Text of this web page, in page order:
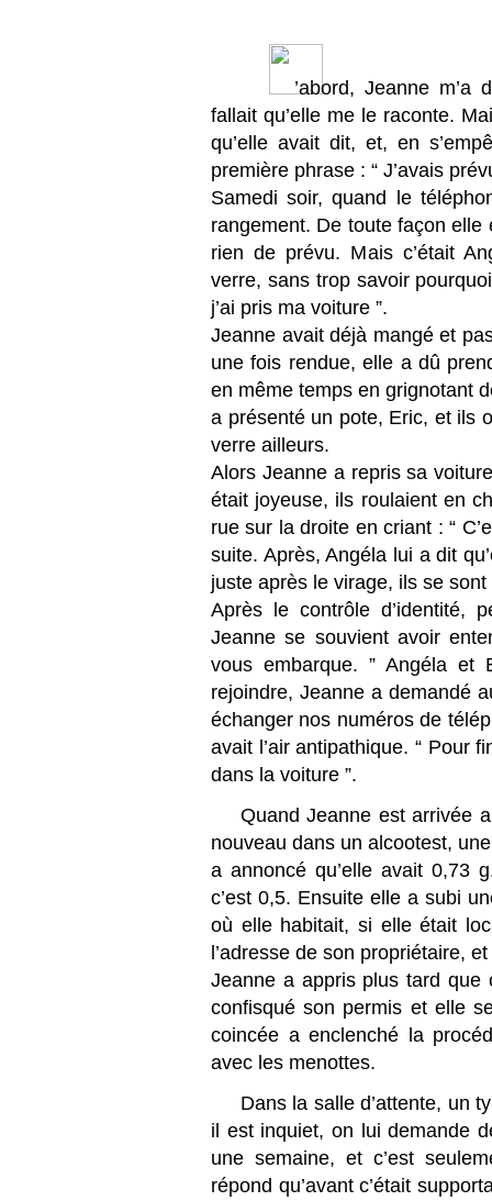
’abord, Jeanne
fallait qu’elle me le raconte.
qu’elle avait dit, et, en
première phrase : “ J’avais
Samedi soir, quand le
rangement. De toute façon elle
rien de prévu. Mais c’était
verre, sans trop savoir
j’ai pris ma voiture ”.
Jeanne avait déjà mangé et
une fois rendue, elle a dû
en même temps en grignotant
a présenté un pote, Eric, et ils
verre ailleurs.
Alors Jeanne a repris sa
était joyeuse, ils roulaient en
rue sur la droite en criant : “
suite. Après, Angéla lui a dit
juste après le virage, ils se
Après le contrôle d’identité,
Jeanne se souvient avoir
vous embarque. ” Angéla
rejoindre, Jeanne a demandé
échanger nos numéros de
avait l’air antipathique. “ Pour
dans la voiture ”.
Quand Jeanne est arrivée
nouveau dans un alcootest,
a annoncé qu’elle avait 0,73
c’est 0,5. Ensuite elle a subi
où elle habitait, si elle était
l’adresse de son propriétaire,
Jeanne a appris plus tard
confisqué son permis et elle
coincée a enclenché la
avec les menottes.
Dans la salle d’attente, un
il est inquiet, on lui demande
une semaine, et c’est
répond qu’avant c’était